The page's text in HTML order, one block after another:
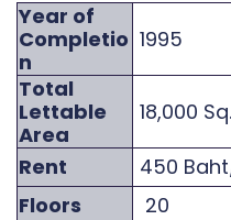
Year of
Completio
n
1995
Total
Lettable
Area
18,000
Rent
450
Floors
20